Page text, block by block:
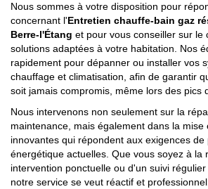
Nous sommes à votre disposition pour
concernant l'Entretien chauffe-bain gaz
Berre-l'Étang et pour vous conseiller sur le
solutions adaptées à votre habitation. Nos
rapidement pour dépanner ou installer vos
chauffage et climatisation, afin de garantir
soit jamais compromis, même lors des pics
Nous intervenons non seulement sur la
maintenance, mais également dans la mise
innovantes qui répondent aux exigences
énergétique actuelles. Que vous soyez à la
intervention ponctuelle ou d'un suivi
notre service se veut réactif et